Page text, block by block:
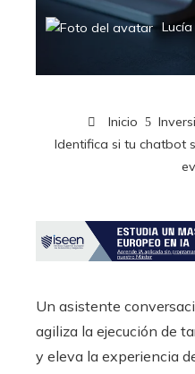
Inicio
Identifica si tu chatbot
Un asistente
agiliza la ejecución de
y eleva la experiencia